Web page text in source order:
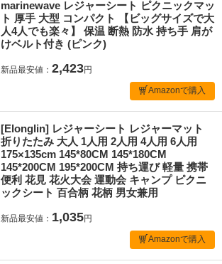
marinewave レジャーシート ピクニックマッ
ト 厚手 大型 コンパクト 【ビッグサイズで大
人4人でも楽々】 保温 断熱 防水 持ち手 肩が
けベルト付き (ピンク)
新品最安値： 2,423円
Amazonで購入
[Elonglin] レジャーシート レジャーマット
折りたたみ 大人 1人用 2人用 4人用 6人用
175×135cm 145*80CM 145*180CM
145*200CM 195*200CM 持ち運び 軽量 携帯
便利 花見 花火大会 運動会 キャンプ ピクニ
ックシート 百合柄 花柄 男女兼用
新品最安値： 1,035円
Amazonで購入